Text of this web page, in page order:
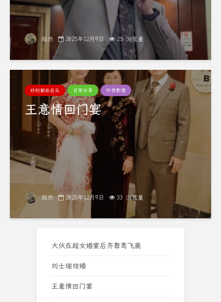
超然 2025年12月9日 25 浏览量
好的都在后头 日常分享 珍贵影像
王意情回门宴
超然 2025年12月9日 33 浏览量
大伙在超女婚宴后齐聚鸢飞鹿
刘士瑞结婚
王意情回门宴